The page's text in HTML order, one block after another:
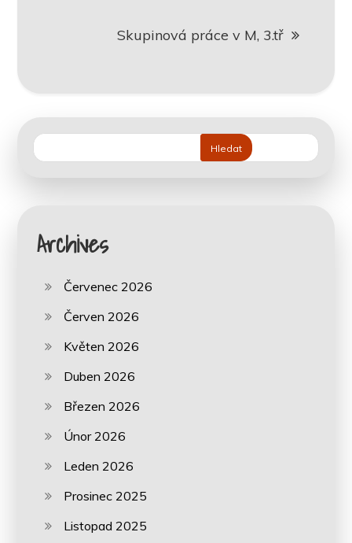
Skupinová práce v M, 3.tř
Hledat
Archives
Červenec 2026
Červen 2026
Květen 2026
Duben 2026
Březen 2026
Únor 2026
Leden 2026
Prosinec 2025
Listopad 2025